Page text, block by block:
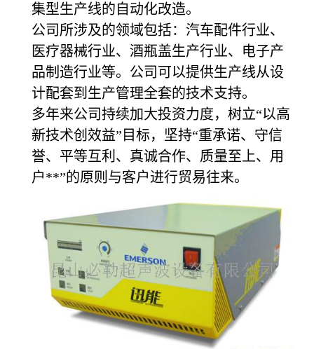
集型生产线的自动化改造。
公司所涉及的领域包括：汽车配件行业、
医疗器械行业、酒瓶盖生产行业、电子产
品制造行业等。公司可以提供生产线从设
计配套到生产管理全套的技术支持。
多年来公司持续加大投资力度，树立“以高
新技术创效益”目标，坚持“重承诺、守信
誉、平等互利、真诚合作、质量至上、用
户**”的原则与客户进行贸易往来。